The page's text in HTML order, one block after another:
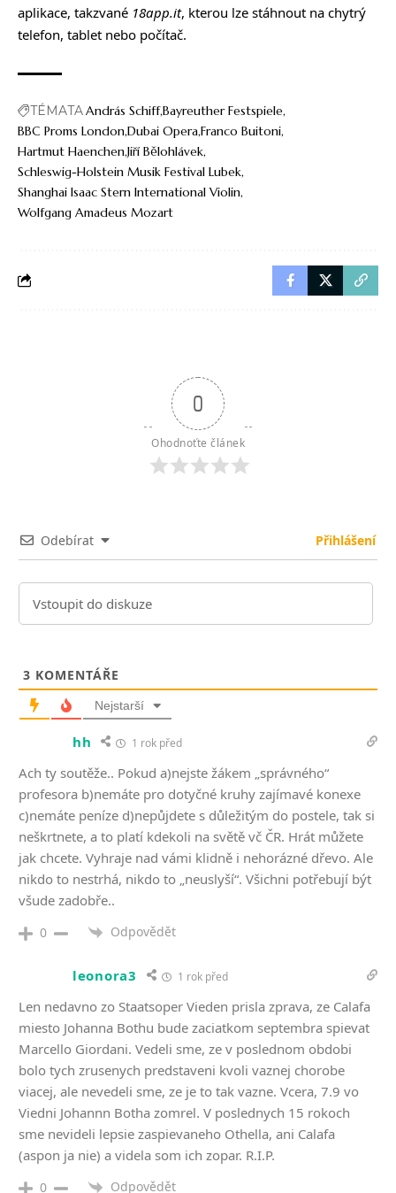
aplikace, takzvané 18app.it, kterou lze stáhnout na chytrý
telefon, tablet nebo počítač.
TÉMATAAndrás SchiffBayreuther Festspiele
BBC Proms LondonDubai OperaFranco Buitoni
Hartmut HaenchenJiří Bělohlávek
Schleswig-Holstein Musik Festival Lubek
Shanghai Isaac Stern International Violin
Wolfgang Amadeus Mozart
0
Ohodnoťte článek
Odebírat Přihlášení
3 KOMENTÁŘE
Nejstarší
hh 1 rok před
Ach ty soutěže.. Pokud a)nejste žákem „správného“
profesora b)nemáte pro dotyčné kruhy zajímavé konexe
c)nemáte peníze d)nepůjdete s důležitým do postele, tak si
neškrtnete, a to platí kdekoli na světě vč ČR. Hrát můžete
jak chcete. Vyhraje nad vámi klidně i nehorázné dřevo. Ale
nikdo to nestrhá, nikdo to „neuslyší“. Všichni potřebují být
všude zadobře..
0 Odpovědět
leonora3 1 rok před
Len nedavno zo Staatsoper Vieden prisla zprava, ze Calafa
miesto Johanna Bothu bude zaciatkom septembra spievat
Marcello Giordani. Vedeli sme, ze v poslednom obdobi
bolo tych zrusenych predstaveni kvoli vaznej chorobe
viacej, ale nevedeli sme, ze je to tak vazne. Vcera, 7.9 vo
Viedni Johannn Botha zomrel. V poslednych 15 rokoch
sme nevideli lepsie zaspievaneho Othella, ani Calafa
(aspon ja nie) a videla som ich zopar. R.I.P.
0 Odpovědět